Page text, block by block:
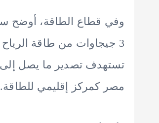
مصر كمركز إقليمي للطاقة.